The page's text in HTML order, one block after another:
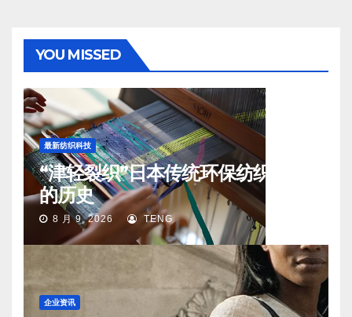
YOU MISSED
最新纺织科技
“津轻裂织”日本传统环保纺织工艺
的历史
8 月 9, 2026 TENG
企业资讯